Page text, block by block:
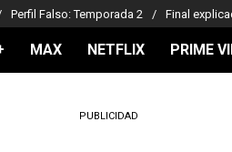
Perfil Falso: Temporada 2 Final
MAX NETFLIX PRIME
PUBLICIDAD